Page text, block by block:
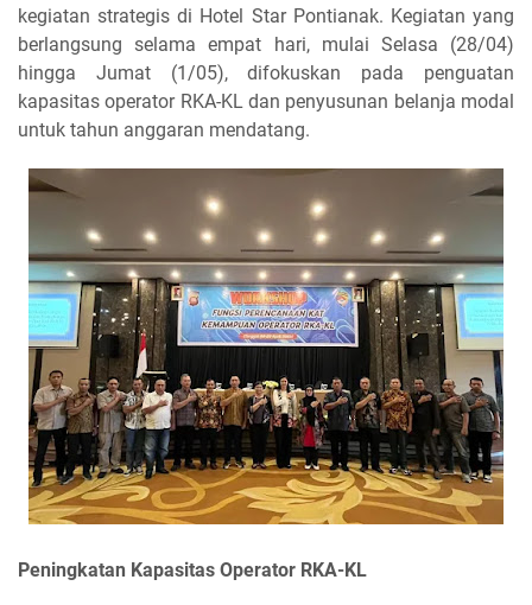
kegiatan strategis di Hotel Star Pontianak. Kegiatan yang
berlangsung selama empat hari, mulai Selasa (28/04)
hingga Jumat (1/05), difokuskan pada penguatan
kapasitas operator RKA-KL dan penyusunan belanja modal
untuk tahun anggaran mendatang.
Peningkatan Kapasitas Operator RKA-KL